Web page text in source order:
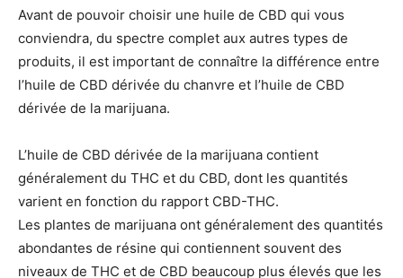
Avant de pouvoir choisir une huile de CBD qui vous
conviendra, du spectre complet aux autres types de
produits, il est important de connaître la différence entre
l’huile de CBD dérivée du chanvre et l’huile de CBD
dérivée de la marijuana.
L’huile de CBD dérivée de la marijuana contient
généralement du THC et du CBD, dont les quantités
varient en fonction du rapport CBD-THC.
Les plantes de marijuana ont généralement des quantités
abondantes de résine qui contiennent souvent des
niveaux de THC et de CBD beaucoup plus élevés que les